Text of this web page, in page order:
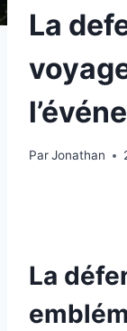
La
ParJonathan
La